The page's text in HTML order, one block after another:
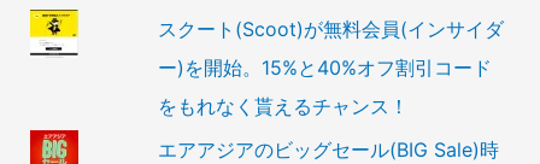
スクート(Scoot)が無料会員(インサイダ
ー)を開始。15%と40%オフ割引コード
をもれなく貰えるチャンス！
エアアジアのビッグセール(BIG Sale)時